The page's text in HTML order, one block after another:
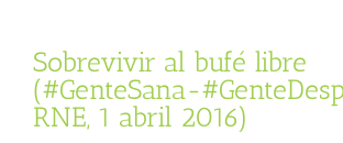
Sobrevivir al bufé libre
(#GenteSana-
RNE, 1 abril 2016)